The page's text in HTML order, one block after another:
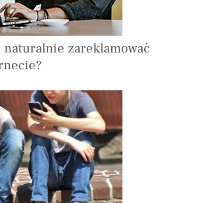
naturalnie zareklamować